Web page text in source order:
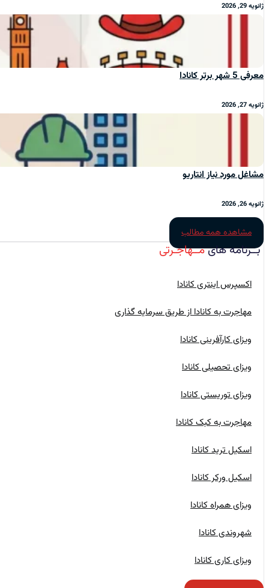
ژانویه 29, 2026
معرفی 5 شهر برتر کانادا
ژانویه 27, 2026
مشاغل مورد نیاز انتاریو
ژانویه 26, 2026
مشاهده همه مطالب
بــرنامه‌ هایمــهاجـرتی
اکسپرس اینتری کانادا
مهاجرت به کانادا از طریق سرمایه گذاری
ویزای کارآفرینی کانادا
ویزای تحصیلی کانادا
ویزای توریستی کانادا
مهاجرت به کبک کانادا
اسکیل ترید کانادا
اسکیل ورکر کانادا
ویزای همراه کانادا
شهروندی کانادا
ویزای کاری کانادا